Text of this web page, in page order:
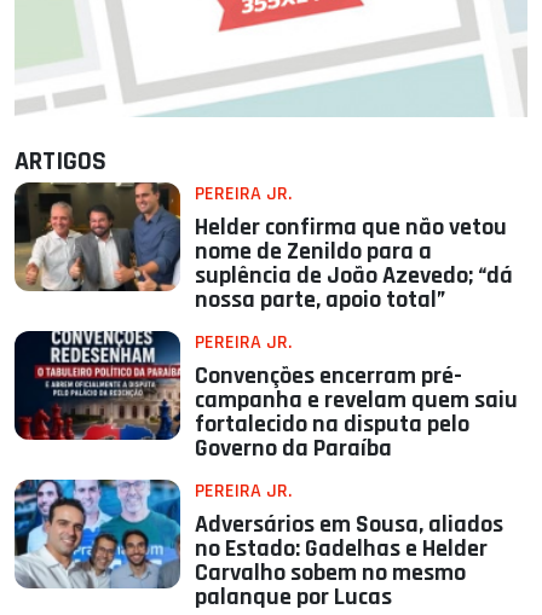
ARTIGOS
PEREIRA JR.
Helder confirma que não vetou
nome de Zenildo para a
suplência de João Azevedo; “dá
nossa parte, apoio total”
PEREIRA JR.
Convenções encerram pré-
campanha e revelam quem saiu
fortalecido na disputa pelo
Governo da Paraíba
PEREIRA JR.
Adversários em Sousa, aliados
no Estado: Gadelhas e Helder
Carvalho sobem no mesmo
palanque por Lucas